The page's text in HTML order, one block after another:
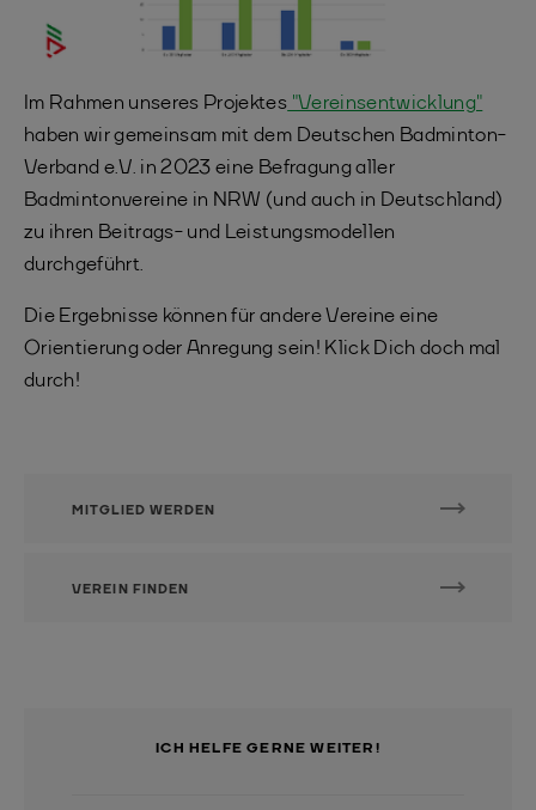
Im Rahmen unseres Projektes "Vereinsentwicklung"
haben wir gemeinsam mit dem Deutschen Badminton-
Verband e.V. in 2023 eine Befragung aller
Badmintonvereine in NRW (und auch in Deutschland)
zu ihren Beitrags- und Leistungsmodellen
durchgeführt.
Die Ergebnisse können für andere Vereine eine
Orientierung oder Anregung sein! Klick Dich doch mal
durch!
MITGLIED WERDEN
VEREIN FINDEN
ICH HELFE GERNE WEITER!